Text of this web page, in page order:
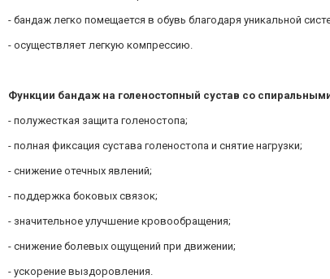
- бандаж легко помещается в обувь благодаря уникальной
- осуществляет легкую компрессию.
Функции бандаж на голеностопный сустав со
- полужесткая защита голеностопа;
- полная фиксация сустава голеностопа и снятие нагрузки;
- снижение отечных явлений;
- поддержка боковых связок;
- значительное улучшение кровообращения;
- снижение болевых ощущений при движении;
- ускорение выздоровления.